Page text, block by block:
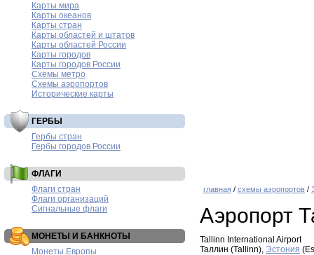
Карты мира
Карты океанов
Карты стран
Карты областей и штатов
Карты областей России
Карты городов
Карты городов России
Схемы метро
Схемы аэропортов
Исторические карты
ГЕРБЫ
Гербы стран
Гербы городов России
ФЛАГИ
Флаги стран
Флаги организаций
Сигнальные флаги
МОНЕТЫ И БАНКНОТЫ
Монеты Европы
главная / схемы аэропортов /
Аэропорт
Tallinn International Airport
Таллин (Tallinn), Эстония